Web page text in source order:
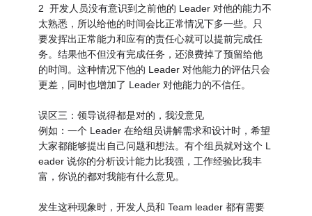
2 开发人员没有意识到之前他的 Leader 对他的能力不
太熟悉，所以给他的时间会比正常情况下多一些。只
要发挥出正常能力和应有的责任心就可以提前完成任
务。结果他不但没有完成任务，还浪费掉了预留给他
的时间。这种情况下他的 Leader 对他能力的评估只会
更差，同时也增加了 Leader 对他能力的不信任。
误区三：领导说得都是对的，我没意见
例如：一个 Leader 在给组员讲解需求和设计时，希望
大家都能够提出自己问题和想法。有个组员就对这个 L
eader 说你的分析设计能力比我强，工作经验比我丰
富，你说的都对我能有什么意见。
发生这种现象时，开发人员和 Team leader 都有需要